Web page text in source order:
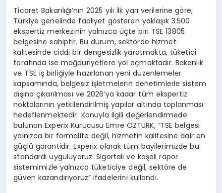
Ticaret Bakanlığı’nın 2025 yılı ilk yarı verilerine göre,
Türkiye genelinde faaliyet gösteren yaklaşık 3.500
ekspertiz merkezinin yalnızca üçte biri TSE 13805
belgesine sahiptir. Bu durum, sektörde hizmet
kalitesinde ciddi bir dengesizlik yaratmakta, tüketici
tarafında ise mağduriyetlere yol açmaktadır. Bakanlık
ve TSE iş birliğiyle hazırlanan yeni düzenlemeler
kapsamında, belgesiz işletmelerin denetimlerle sistem
dışına çıkarılması ve 2026’ya kadar tüm ekspertiz
noktalarının yetkilendirilmiş yapılar altında toplanması
hedeflenmektedir. Konuyla ilgili değerlendirmede
bulunan Experix Kurucusu Emre ÖZTÜRK, “TSE belgesi
yalnızca bir formalite değil, hizmetin kalitesine dair en
güçlü garantidir. Experix olarak tüm bayilerimizde bu
standardı uyguluyoruz. Sigortalı ve kaşeli rapor
sistemimizle yalnızca tüketiciye değil, sektöre de
güven kazandırıyoruz” ifadelerini kullandı.